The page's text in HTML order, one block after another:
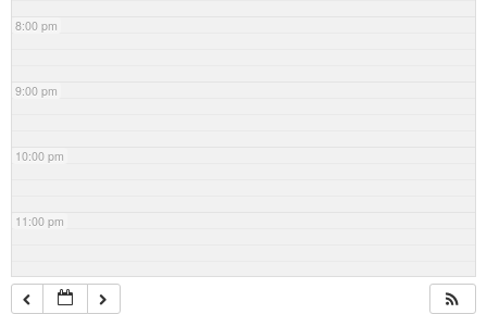
8:00 pm
9:00 pm
10:00 pm
11:00 pm